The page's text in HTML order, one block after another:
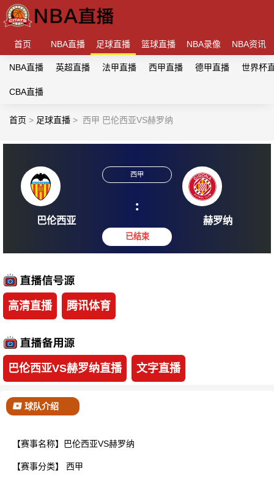
首页 NBA直播 足球直播 篮球直播 NBA录像 NBA资讯
NBA直播 英超直播 法甲直播 西甲直播 德甲直播 世界杯
CBA直播
首页 > 足球直播 > 西甲 巴伦西亚VS赫罗纳
:
高清直播 腾讯体育
巴伦西亚VS赫罗纳直播 文字直播
球队介绍
【赛事名称】巴伦西亚VS赫罗纳
【赛事分类】 西甲